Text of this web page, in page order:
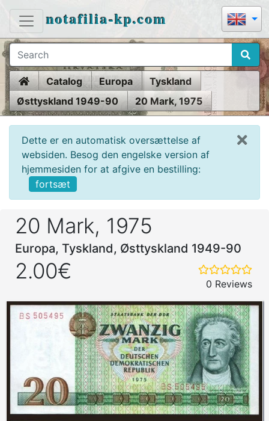
notafilia-kp.com
HomeCatalog Europa
Tyskland
Østtyskland 1949-90
20 Mark, 1975
Dette er en automatisk oversættelse af
websiden. Besog den engelske version af
hjemmesiden for at afgive en bestilling:
fortsæt
20 Mark, 1975
Europa, Tyskland, Østtyskland 1949-90
2.00€
0 Reviews